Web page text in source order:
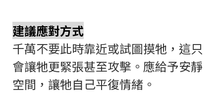
建議應對方式
千萬不要此時靠近或試圖摸牠，這只
會讓牠更緊張甚至攻擊。應給予安靜
空間，讓牠自己平復情緒。